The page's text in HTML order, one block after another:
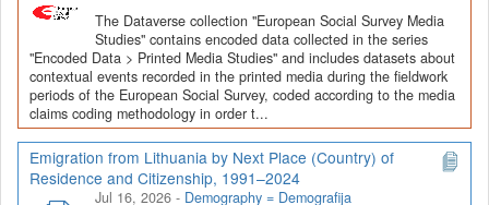
The Dataverse collection "European Social Survey Media
Studies" contains encoded data collected in the series
"Encoded Data > Printed Media Studies" and includes datasets about
contextual events recorded in the printed media during the fieldwork
periods of the European Social Survey, coded according to the media
claims coding methodology in order t...
Emigration from Lithuania by Next Place (Country) of
Residence and Citizenship, 1991–2024
Jul 16, 2026 - Demography = Demografija